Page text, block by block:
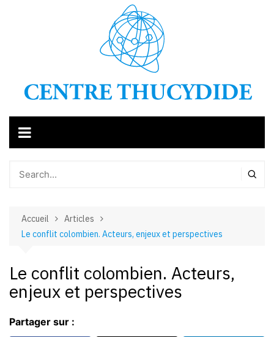
Accueil
Articles
Le conflit colombien. Acteurs, enjeux et perspectives
Le conflit colombien. Acteurs,
enjeux et perspectives
Partager sur :